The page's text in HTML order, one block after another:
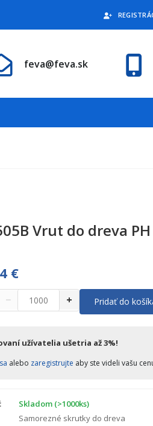
feva@feva.sk
Vrut do dreva
€
− + Pridať do
užívatelia ušetria až 3%!
alebo zaregistrujte aby ste videli vašu
Skladom (>1000ks)
Samorezné skrutky do dreva